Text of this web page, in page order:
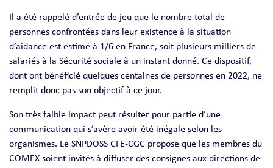
Il a été rappelé d’entrée de jeu que le nombre total de
personnes confrontées dans leur existence à la situation
d’aidance est estimé à 1/6 en France, soit plusieurs milliers de
salariés à la Sécurité sociale à un instant donné. Ce dispositif,
dont ont bénéficié quelques centaines de personnes en 2022, ne
remplit donc pas son objectif à ce jour.
Son très faible impact peut résulter pour partie d’une
communication qui s’avère avoir été inégale selon les
organismes. Le SNPDOSS CFE-CGC propose que les membres du
COMEX soient invités à diffuser des consignes aux directions de